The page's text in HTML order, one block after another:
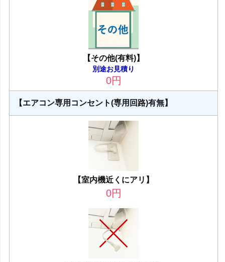
【その他(有料)】
別途お見積り
0円
【エアコン専用コンセント(専用回路)有無】
【室内機近くにアリ】
0円